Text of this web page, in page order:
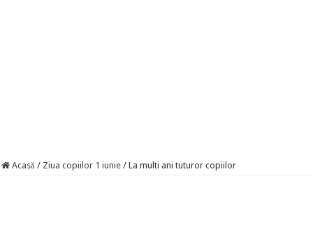
Acasă / Ziua copiilor 1 iunie / La multi ani tuturor copiilor